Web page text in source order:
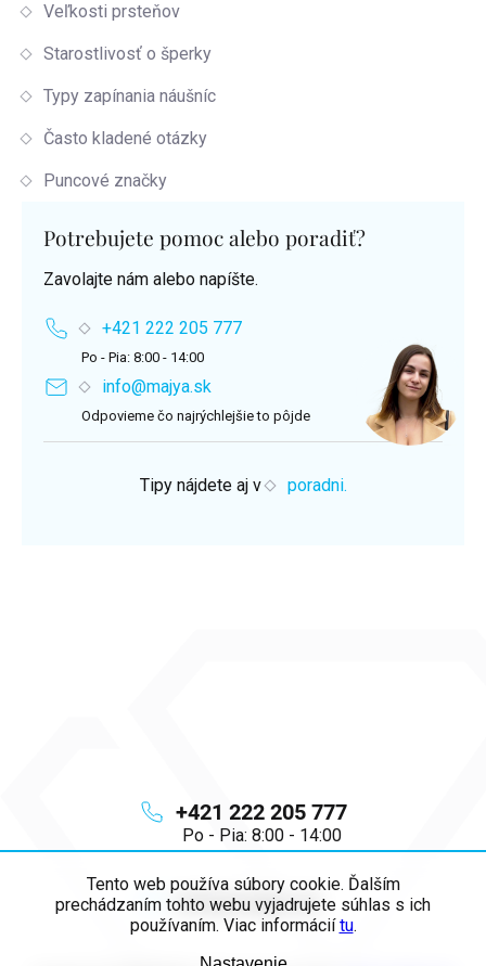
Tento web používa súbory cookie. Ďalším
prechádzaním tohto webu vyjadrujete súhlas s ich
používaním. Viac informáciítu.
info@majya.sk
+421 222 205 777
Po - Pia: 8:00 - 14:00
Veľkosti prsteňov
Starostlivosť o šperky
Typy zapínania náušníc
Často kladené otázky
Puncové značky
Potrebujete pomoc alebo poradiť?
Zavolajte nám alebo napíšte.
+421 222 205 777
Po - Pia: 8:00 - 14:00
info@majya.sk
Odpovieme čo najrýchlejšie to pôjde
Tipy nájdete aj v poradni.